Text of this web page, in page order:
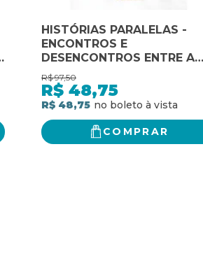
HISTÓRIAS PARALELAS -
ENCONTROS E
DESENCONTROS ENTRE A
FENÍCIA, A IBÉRIA E O NOVO
MUNDO
R$ 97,50
R$ 48,75
R$ 48,75
COMPRAR